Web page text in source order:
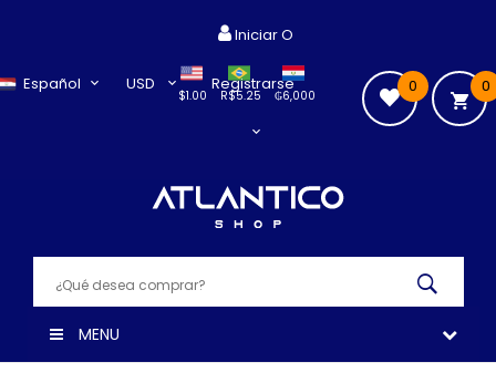
Español USD
$1.00 ₲6,000
R$5.25
Iniciar O
Registrarse 0
0
MENU